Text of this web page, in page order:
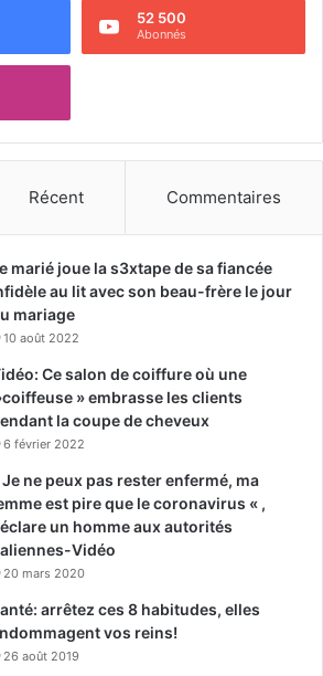
52 500
Abonnés
Récent Commentaires
marié joue la s3xtape de sa fiancée
au lit avec son beau-frère le jour
mariage
10 août 2022
Ce salon de coiffure où une
» embrasse les clients
la coupe de cheveux
6 février 2022
Je ne peux pas rester enfermé, ma
est pire que le coronavirus « ,
un homme aux autorités
Vidéo
20 mars 2020
arrêtez ces 8 habitudes, elles
vos reins!
26 août 2019